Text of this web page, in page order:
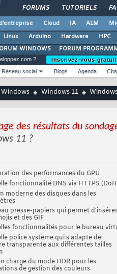
FORUMS TUTORIELS
Cloud IA ALM
Linux Arduino Hardware HPC
WINDOWS
FORUM
?
Inscrivez-vous
Réseau social Blogs Agenda
Windows Windows 11
des résultats du
11 ?
des performances du GPU
fonctionnalité DNS via HTTPS
moderne des disques dans les
presse-papiers qui permet d'insérer
et des GIF
fonctionnalités pour le bureau
police système qui s'adapte de
transparente aux différentes tailles
charge du mode HDR pour les
de gestion des couleurs